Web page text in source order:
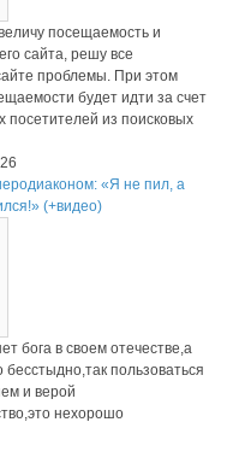
посещаемость и
сайта, решу все
проблемы. При этом
будет идти за счет
посетителей из поисковых
«Я не пил, а
(+видео)
бога в своем отечестве,а
бесстыдно,так пользоваться
и верой
нехорошо